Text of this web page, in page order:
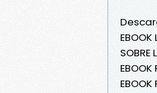
SOBRE
EBOOK
EBOOK